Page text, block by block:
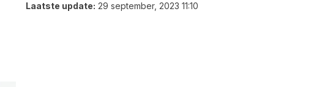
Laatste update: 29 september, 2023 11:10